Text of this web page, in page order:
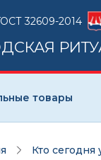
32609-2014
товары
Кто сегодня